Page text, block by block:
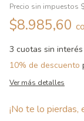
Precio sin impuestos
$8.985,60
3 cuotas sin
10% de descuento
Ver más detalles
¡No te lo pierdas,